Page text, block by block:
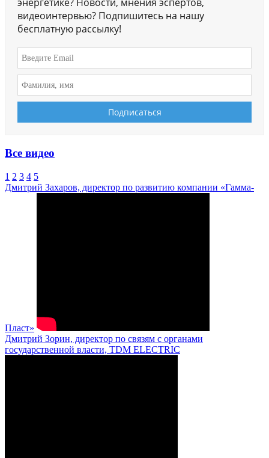
видеоинтервью? Подпишитесь на нашу
бесплатную рассылку!
Все видео
1 2 3 4 5
Дмитрий Захаров, директор по развитию компании «Гамма-
Пласт»
Дмитрий Зорин, директор по связям с органами
государственной власти, TDM ELECTRIC